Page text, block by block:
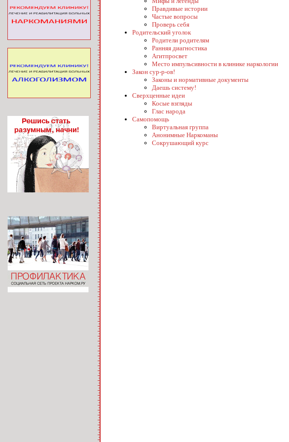
Правдивые истории
Частые вопросы
Проверь себя
Родительский уголок
Родители родителям
Ранняя диагностика
Агитпросвет
Место импульсивности в клинике наркологии
Закон сур-р-ов!
Законы и нормативные документы
Даешь систему!
Сверхценные идеи
Косые взгляды
Глас народа
Самопомощь
Виртуальная группа
Анонимные Наркоманы
Сокрушающий курс